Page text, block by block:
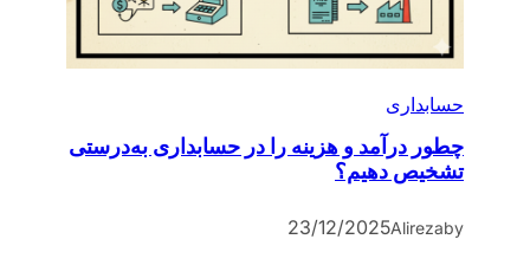
حسابداری
چطور درآمد و هزینه را در حسابداری به‌درستی
تشخیص دهیم؟
by
Alireza
23/12/2025